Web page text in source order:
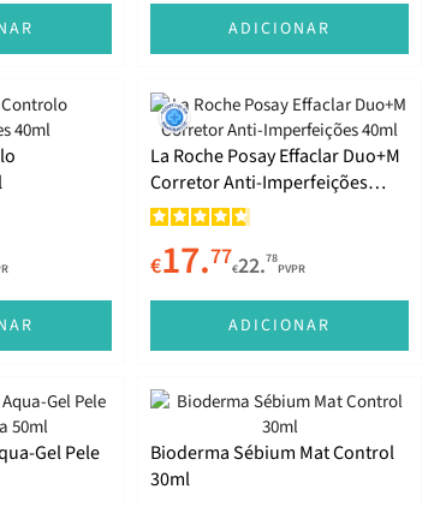
ADICIONAR
La Roche Posay Effaclar Duo+M
Corretor Anti-Imperfeições
40ml
€17.77€22.78
PVPR
ADICIONAR
Gel Pele
Bioderma Sébium Mat Control
30ml